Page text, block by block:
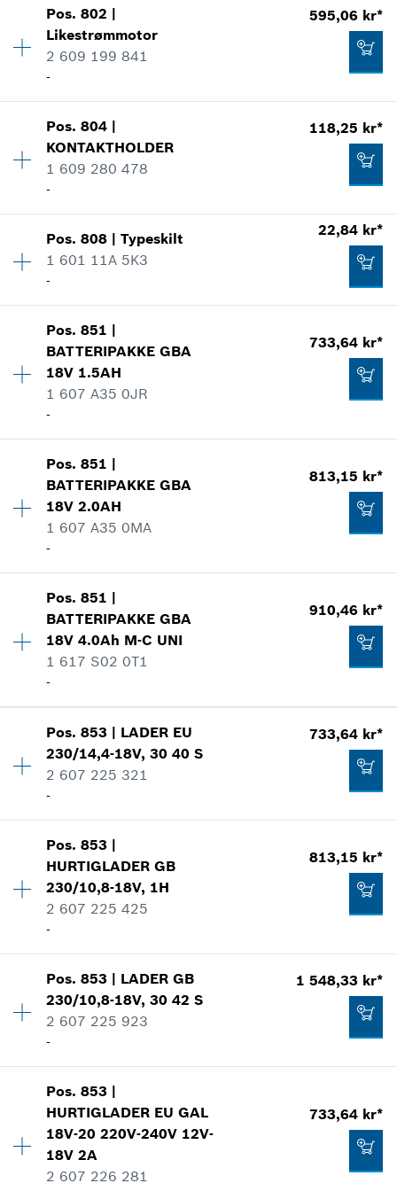
Anviste priser er netto priser. Eksl. Moms
14,08 kr*
Tilføye til handlekurven
Kvantitet
Prisgruppe:11
Reservedelsinformasjoner
Vis som bilde
14,08 kr*
Anviste priser er netto priser. Eksl. Moms
Pos.802 |
Likestrømmotor
2 609 199 841
-
595,06 kr*
Kvantitet
Prisgruppe:38
Reservedelsinformasjoner
Vis som bilde
595,06 kr*
Pos.804 |
KONTAKTHOLDER
1 609 280 478
-
118,25 kr*
Kvantitet
Prisgruppe:24
Bruksinformasjon
Vis som bilde
118,25 kr*
Anviste priser er netto priser. Eksl. Moms
Tilføye til handlekurven
Pos.808 |Typeskilt
1 601 11A 5K3
-
22,84 kr*
Kvantitet
Prisgruppe:13
Reservedelsinformasjoner
Bruksinformasjon
22,84 kr*
Tilføye til handlekurven
Pos.851 |
BATTERIPAKKE GBA
18V 1.5AH
1 607 A35 0JR
-
733,64 kr*
Prisgruppe
Reservedelsinformasjoner
Bruksinformasjon
733,64 kr*
Tilføye til handlekurven
Pos.851 |
BATTERIPAKKE GBA
18V 2.0AH
1 607 A35 0MA
-
813,15 kr*
Prisgruppe
Reservedelsinformasjoner
Bruksinformasjon
813,15 kr*
Tilføye til handlekurven
Pos.851 |
BATTERIPAKKE GBA
18V 4.0Ah M-C UNI
1 617 S02 0T1
-
910,46 kr*
Kvantitet
1
Prisgruppe:42
Reservedelsinformasjoner
Vis som bilde
Tilføye til handlekurven
Pos.853 | LADER EU
230/14,4-18V, 30 40 S
2 607 225 321
-
733,64 kr*
Prisgruppe
Reservedelsinformasjoner
Bruksinformasjon
733,64 kr*
Tilføye til handlekurven
Pos.853 |
HURTIGLADER GB
230/10,8-18V, 1H
2 607 225 425
-
813,15 kr*
Kvantitet
1
Prisgruppe:41
Reservedelsinformasjoner
Vis som bilde
Pos.853 | LADER GB
230/10,8-18V, 30 42 S
2 607 225 923
-
1 548,33 kr*
Kvantitet
Prisgruppe:47
Reservedelsinformasjoner
Bruksinformasjon
Vis som bilde
Pos.853 |
HURTIGLADER EU GAL
18V-20 220V-240V 12V-
18V 2A
2 607 226 281
733,64 kr*